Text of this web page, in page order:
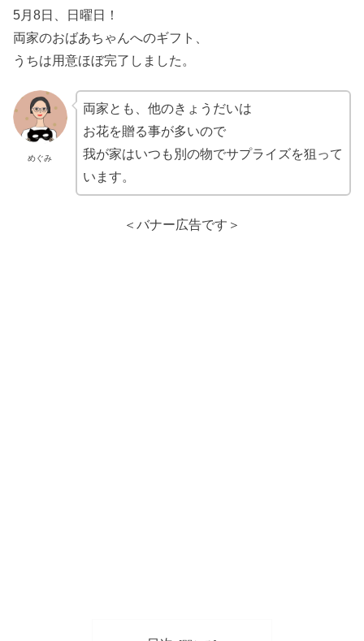
5月8日、日曜日！
両家のおばあちゃんへのギフト、
うちは用意ほぼ完了しました。
めぐみ
両家とも、他のきょうだいは
お花を贈る事が多いので
我が家はいつも別の物でサプライズを狙って
います。
＜バナー広告です＞